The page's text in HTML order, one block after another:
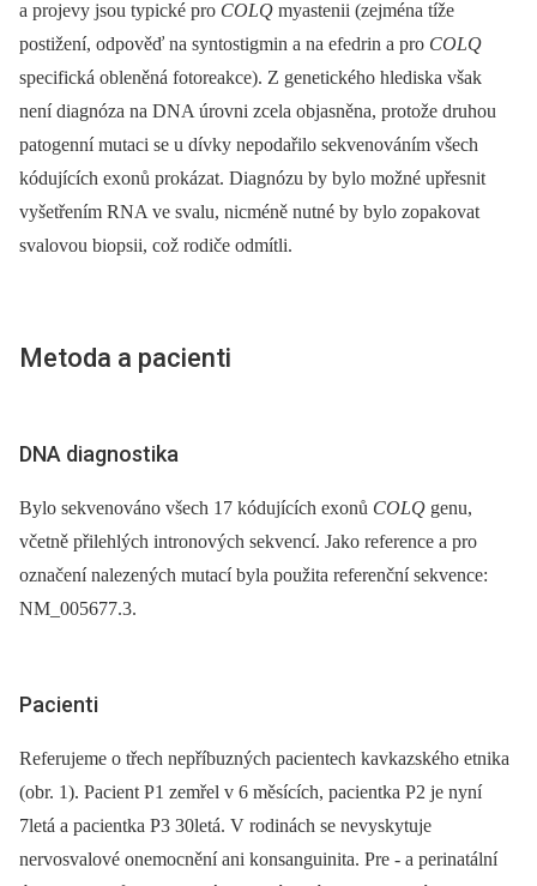
a projevy jsou typické pro COLQ myastenii (zejména tíže
postižení, odpověď na syntostigmin a na efedrin a pro COLQ
specifická obleněná fotoreakce). Z genetického hlediska však
není diagnóza na DNA úrovni zcela objasněna, protože druhou
patogenní mutaci se u dívky nepodařilo sekvenováním všech
kódujících exonů prokázat. Diagnózu by bylo možné upřesnit
vyšetřením RNA ve svalu, nicméně nutné by bylo zopakovat
svalovou biopsii, což rodiče odmítli.
Metoda a pacienti
DNA diagnostika
Bylo sekvenováno všech 17 kódujících exonů COLQ genu,
včetně přilehlých intronových sekvencí. Jako reference a pro
označení nalezených mutací byla použita referenční sekvence:
NM_005677.3.
Pacienti
Referujeme o třech nepříbuzných pacientech kavkazského etnika
(obr. 1). Pacient P1 zemřel v 6 měsících, pacientka P2 je nyní
7letá a pacientka P3 30letá. V rodinách se nevyskytuje
nervosvalové onemocnění ani konsanguinita. Pre -⁠ a perinatální